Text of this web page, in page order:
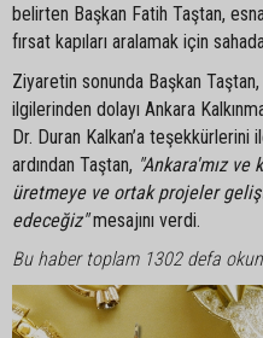
belirten Başkan Fatih Taştan,
fırsat kapıları aralamak için
Ziyaretin sonunda Başkan
ilgilerinden dolayı Ankara
Dr. Duran Kalkan’a teşekkürlerini
ardından Taştan, "Ankara'mız ve
üretmeye ve ortak projeler
edeceğiz"mesajını verdi.
Bu haber toplam 1302 defa